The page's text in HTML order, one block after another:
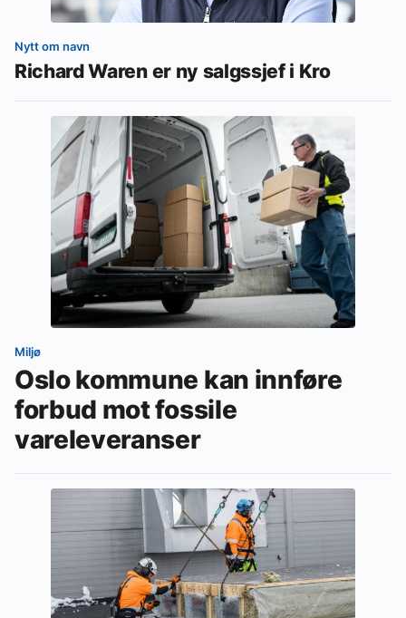
Nytt om navn
Richard Waren er ny salgssjef i Kro
Miljø
Oslo kommune kan innføre
forbud mot fossile
vareleveranser